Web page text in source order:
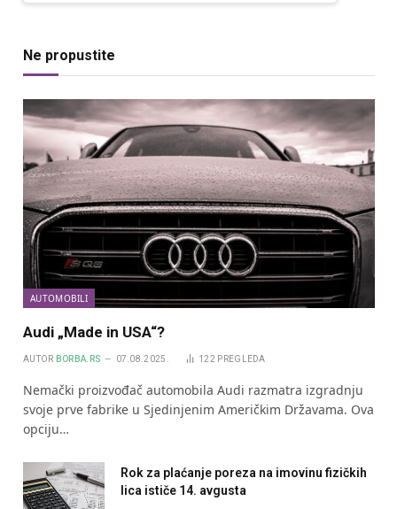
Ne propustite
AUTOMOBILI
Audi „Made in USA“?
AUTOR BORBA.RS 07.08.2025. 122 PREGLEDA
Nemački proizvođač automobila Audi razmatra izgradnju
svoje prve fabrike u Sjedinjenim Američkim Državama. Ova
opciju…
Rok za plaćanje poreza na imovinu fizičkih
lica ističe 14. avgusta